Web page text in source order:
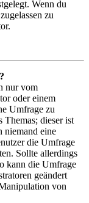
Wenn du
zu
nur vom
oder einem
Umfrage zu
Themas; dieser ist
niemand eine
die Umfrage
Sollte allerdings
kann die Umfrage
geändert
von